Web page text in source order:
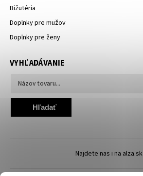
Bižutéria
Doplnky pre mužov
Doplnky pre ženy
VYHĽADÁVANIE
Hľadať
Najdete nas i na alza.sk